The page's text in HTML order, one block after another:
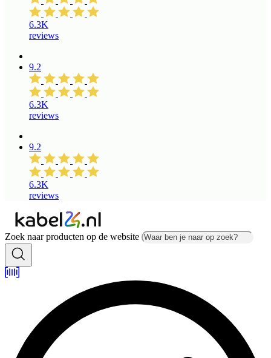
6.3K
reviews
9.2
6.3K
reviews
9.2
6.3K
reviews
Zoek naar producten op de website